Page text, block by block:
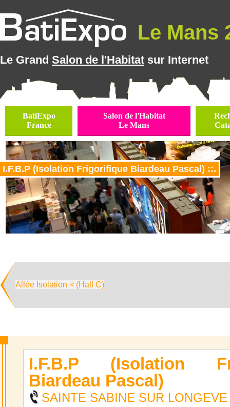
Le Mans
Le Grand Salon de l'Habitat sur Internet
BatiExpo
France
Salon de l'Habitat
Le Mans
I.F.B.P (Isolation Frigorifique Biardeau Pascal) ::.
Allée Isolation < (Hall C)
I.F.B.P (Isolation
Biardeau Pascal)
SAINTE SABINE SUR